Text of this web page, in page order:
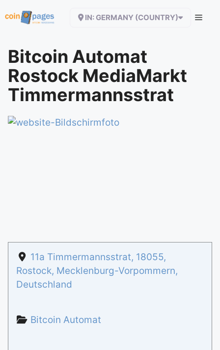
Inhalt
IN: GERMANY (COUNTRY)
Bitcoin Automat
Rostock MediaMarkt
Timmermannsstrat
11a Timmermannsstrat, 18055,
Rostock, Mecklenburg-Vorpommern,
Deutschland
Bitcoin Automat